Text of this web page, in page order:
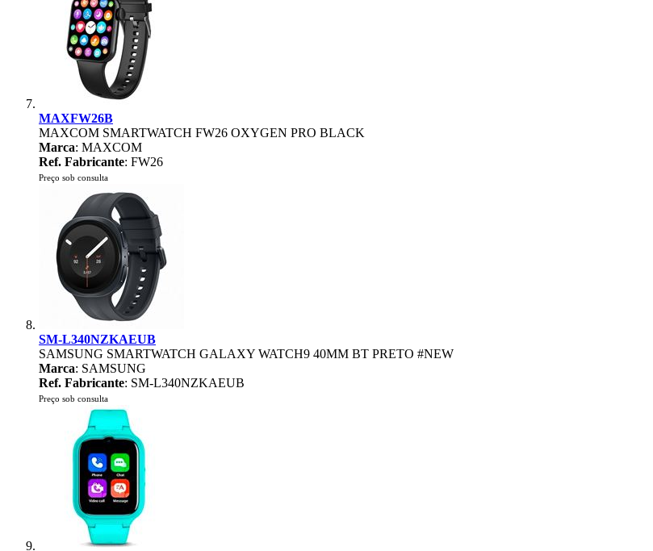
MAXFW26B
MAXCOM SMARTWATCH FW26 OXYGEN PRO BLACK
Marca: MAXCOM
Ref. Fabricante: FW26
Preço sob consulta
SM-L340NZKAEUB
SAMSUNG SMARTWATCH GALAXY WATCH9 40MM BT PRETO #NEW
Marca: SAMSUNG
Ref. Fabricante: SM-L340NZKAEUB
Preço sob consulta